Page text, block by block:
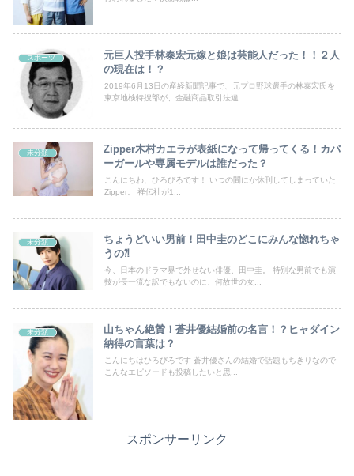
スポーツ
元巨人投手林泰宏元嫁と娘は芸能人だった！！２人
の現在は！？
2019年6月13日の産経新聞記事で、元プロ野球選手の林泰宏氏を
東京地検特捜部が、金融商品取引法違...
未分類
Zipper木村カエラが表紙になって帰ってくる！カバ
ーガールや専属モデルは誰だった？
こんにちわ、ひろびろです！ いつの間にか休刊してしまっていた
Zipper。 祥伝社が1...
未分類
ちょうどいい男前！田中圭のどこにみんな惚れちゃ
うの⁈
今、日本のドラマ界で外せない俳優、田中圭。 特別な男前でも演
技が長一流な訳でもないのに、何故世の女...
未分類
山ちゃん絶賛！蒼井優結婚前の名言！？ヒャダイン
納得の言葉は？
こんにちはひろびろです 蒼井優さんの結婚で話題もちきりなので
こんなエピソードも投稿したいと思...
スポンサーリンク